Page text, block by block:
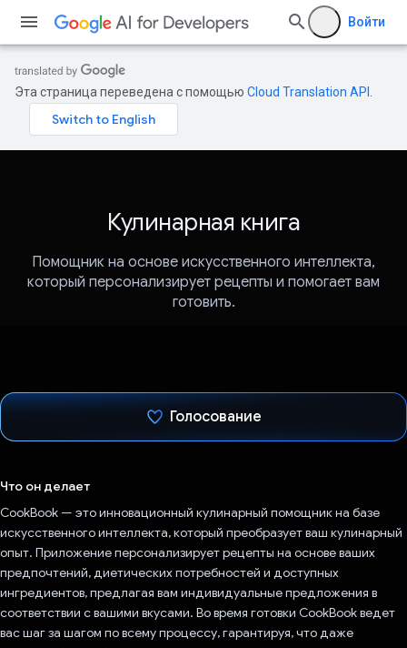
Войти
Эта страница переведена с помощью Cloud Translation API
Кулинарная книга
Помощник на основе искусственного интеллекта,
который персонализирует рецепты и помогает вам
готовить.
Голосование
Что он делает
CookBook — это инновационный кулинарный помощник на базе
искусственного интеллекта, который преобразует ваш кулинарный
опыт. Приложение персонализирует рецепты на основе ваших
предпочтений, диетических потребностей и доступных
ингредиентов, предлагая вам индивидуальные предложения в
соответствии с вашими вкусами. Во время готовки CookBook ведет
вас шаг за шагом по всему процессу, гарантируя, что даже